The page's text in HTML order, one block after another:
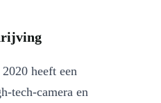
tech-camera en